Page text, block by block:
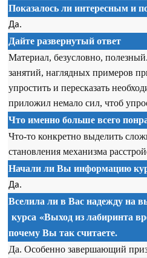
Показалось ли интересным и
Да.
Дайте развернутый ответ
Материал, безусловно,
занятий, наглядных примеров
упростить и пересказать
приложил немало сил, чтоб
Что именно больше всего
Что-то конкретно выделить
становления механизма
Начали ли Вы информацию
Да.
Вселила ли в Вас надежду на
курса «Выход из лабиринта
почему Вы так считаете.
Да. Особенно завершающий